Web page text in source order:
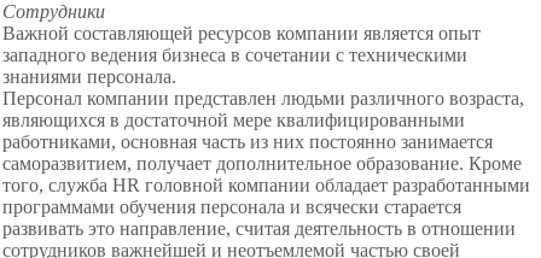
Сотрудники
Важной составляющей ресурсов компании является опыт
западного ведения бизнеса в сочетании с техническими
знаниями персонала.
Персонал компании представлен людьми различного возраста,
являющихся в достаточной мере квалифицированными
работниками, основная часть из них постоянно занимается
саморазвитием, получает дополнительное образование. Кроме
того, служба HR головной компании обладает разработанными
программами обучения персонала и всячески старается
развивать это направление, считая деятельность в отношении
сотрудников важнейшей и неотъемлемой частью своей